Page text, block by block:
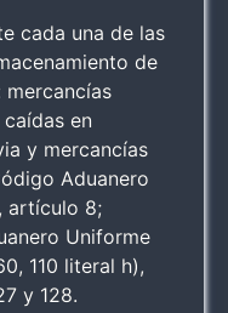
cada una de las
de
mercancías
en
y mercancías
Aduanero
artículo 8;
Uniforme
110 literal h),
y 128.